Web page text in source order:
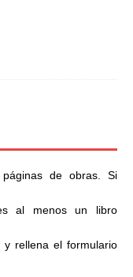
de obras. Si
al menos un libro
y rellena el formulario